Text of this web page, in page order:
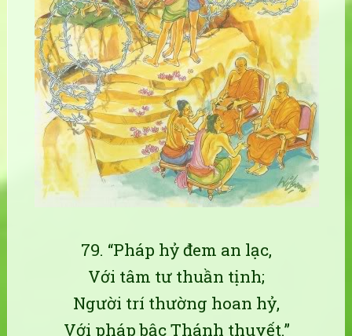
79. “Pháp hỷ đem an lạc,
Với tâm tư thuần tịnh;
Người trí thường hoan hỷ,
Với pháp bậc Thánh thuyết.”